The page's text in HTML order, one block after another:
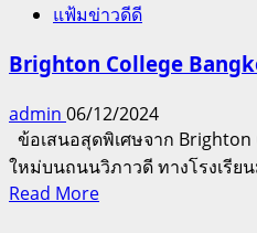
แฟ้มข่าวดีดี
Brighton College
admin 06/12/2024
ข้อเสนอสุดพิเศษจาก
ใหม่บนถนนวิภาวดี ทางโรงเรีย
Read MoreRead